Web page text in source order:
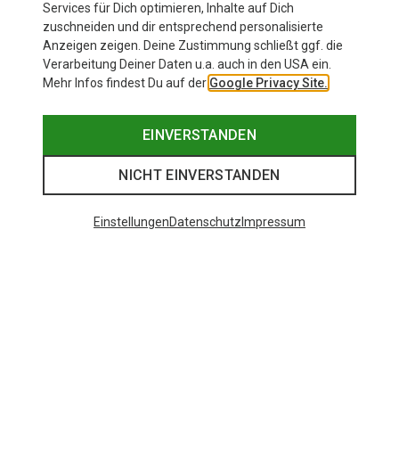
CHF 319.95
Services für Dich optimieren, Inhalte auf Dich
zuschneiden und dir entsprechend personalisierte
Anzeigen zeigen. Deine Zustimmung schließt ggf. die
Verarbeitung Deiner Daten u.a. auch in den USA ein.
Mehr Infos findest Du auf der Google Privacy Site.
EINVERSTANDEN
NICHT EINVERSTANDEN
EinstellungenDatenschutz Impressum